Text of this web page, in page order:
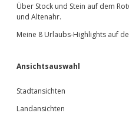
Über Stock und Stein auf dem
und Altenahr.
Meine 8 Urlaubs-Highlights auf
Ansichtsauswahl
Stadtansichten
Landansichten